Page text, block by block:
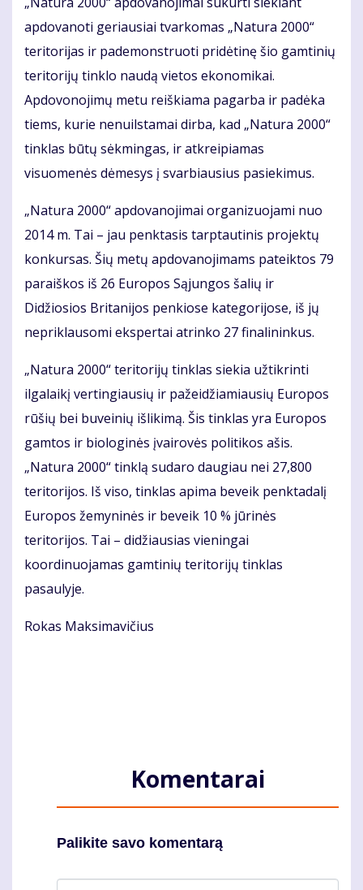
apdovanoti geriausiai tvarkomas „Natura 2000“
teritorijas ir pademonstruoti pridėtinę šio gamtinių
teritorijų tinklo naudą vietos ekonomikai.
Apdovonojimų metu reiškiama pagarba ir padėka
tiems, kurie nenuilstamai dirba, kad „Natura 2000“
tinklas būtų sėkmingas, ir atkreipiamas
visuomenės dėmesys į svarbiausius pasiekimus.
„Natura 2000“ apdovanojimai organizuojami nuo
2014 m. Tai – jau penktasis tarptautinis projektų
konkursas. Šių metų apdovanojimams pateiktos 79
paraiškos iš 26 Europos Sąjungos šalių ir
Didžiosios Britanijos penkiose kategorijose, iš jų
nepriklausomi ekspertai atrinko 27 finalininkus.
„Natura 2000“ teritorijų tinklas siekia užtikrinti
ilgalaikį vertingiausių ir pažeidžiamiausių Europos
rūšių bei buveinių išlikimą. Šis tinklas yra Europos
gamtos ir biologinės įvairovės politikos ašis.
„Natura 2000“ tinklą sudaro daugiau nei 27,800
teritorijos. Iš viso, tinklas apima beveik penktadalį
Europos žemyninės ir beveik 10 % jūrinės
teritorijos. Tai – didžiausias vieningai
koordinuojamas gamtinių teritorijų tinklas
pasaulyje.
Rokas Maksimavičius
Komentarai
Palikite savo komentarą